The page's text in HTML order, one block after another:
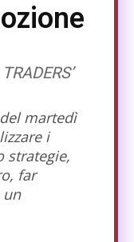
martedì
i
strategie,
far
un